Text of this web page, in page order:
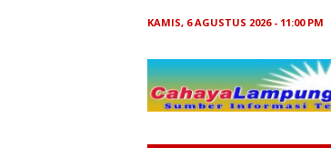
KAMIS, 6 AGUSTUS 2026 - 11:00 PM
Lampung